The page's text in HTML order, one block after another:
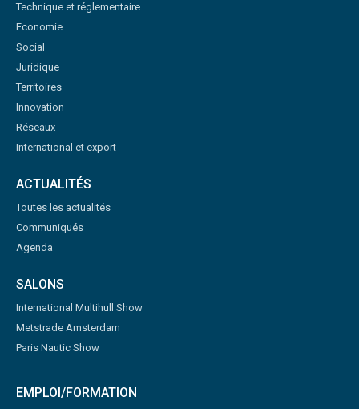
Technique et réglementaire
Economie
Social
Juridique
Territoires
Innovation
Réseaux
International et export
ACTUALITÉS
Toutes les actualités
Communiqués
Agenda
SALONS
International Multihull Show
Metstrade Amsterdam
Paris Nautic Show
EMPLOI/FORMATION